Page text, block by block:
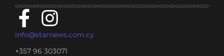
info@starnews.com.cy
+357 96 303071